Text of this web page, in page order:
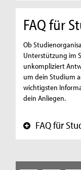
FAQ für
Ob
Unterstützung im
unkompliziert
um dein Studium
wichtigsten
dein Anliegen.
+ FAQ für